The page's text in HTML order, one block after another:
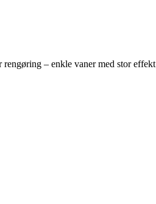
– enkle vaner med stor effekt